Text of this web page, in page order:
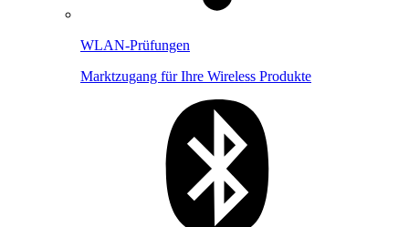
WLAN-Prüfungen
Marktzugang für Ihre Wireless Produkte